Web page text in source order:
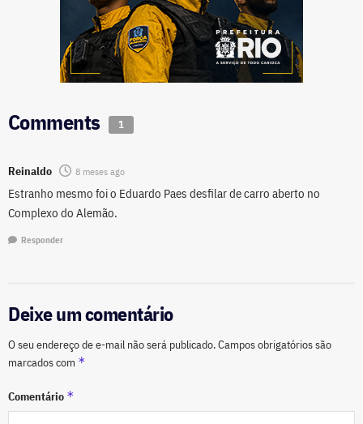
Comments 1
Reinaldo 8 meses ago
Estranho mesmo foi o Eduardo Paes desfilar de carro aberto no
Complexo do Alemão.
Responder
Deixe um comentário
O seu endereço de e-mail não será publicado.Campos obrigatórios são
marcados com *
Comentário *